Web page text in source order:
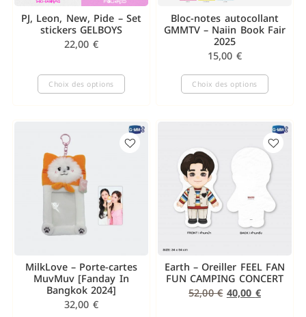
PJ, Leon, New, Pide – Set
stickers GELBOYS
22,00 €
Choix des options
Bloc-notes autocollant
GMMTV – Naiin Book Fair
2025
15,00 €
Choix des options
MilkLove – Porte-cartes
MuvMuv [Fanday In
Bangkok 2024]
32,00 €
Earth – Oreiller FEEL FAN
FUN CAMPING CONCERT
52,00€ 40,00 €